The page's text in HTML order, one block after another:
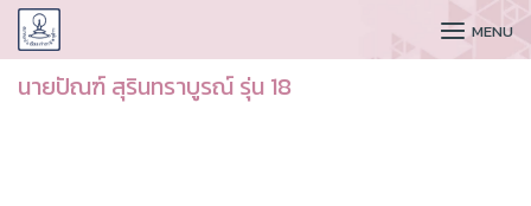
CUDAA MENU
นายปัณฑ์ สุรินทราบูรณ์ รุ่น 18